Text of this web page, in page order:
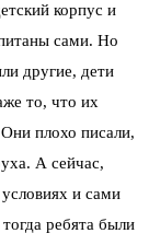
корпус и
сами. Но
другие, дети
то, что их
плохо писали,
А сейчас,
и сами
ребята были